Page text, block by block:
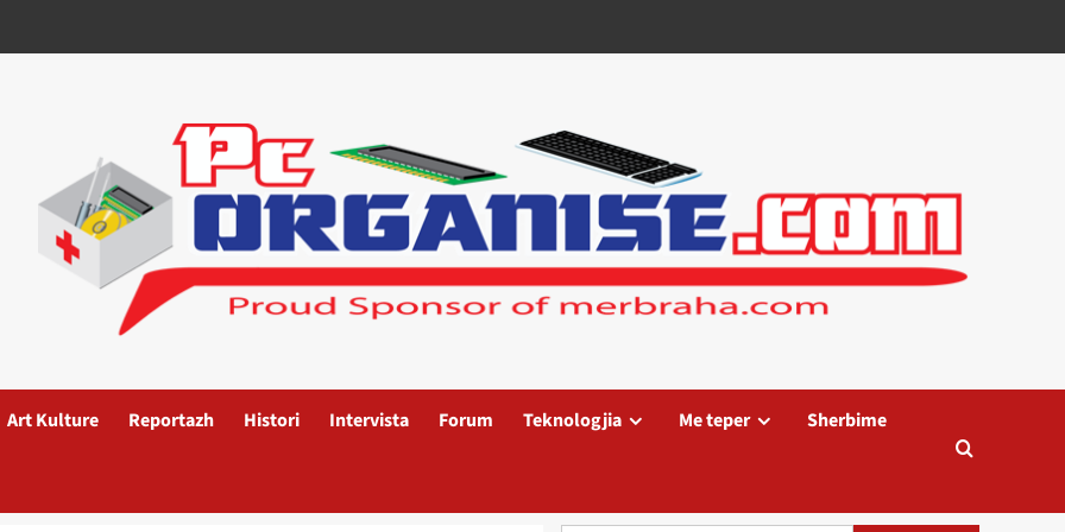
Art Kulture Reportazh Histori Intervista Forum Teknologjia Me teper Sherbime